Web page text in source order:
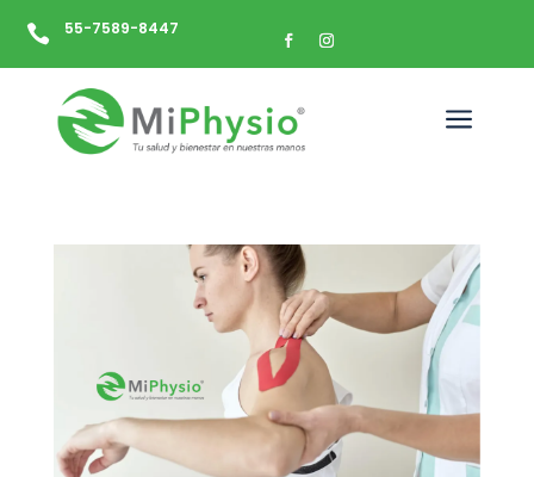
 55-7589-8447
a